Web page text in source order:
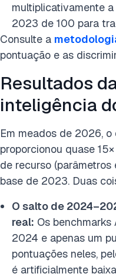
multiplicativamente
2023 de 100 para
Consulte a
pontuação e as
Resultados
inteligência
Em meados de 2026,
proporcionou quase
de recurso
base de 2023. Duas
O salto de
real: Os
2024 e apenas um
pontuações neles,
é artificialmente